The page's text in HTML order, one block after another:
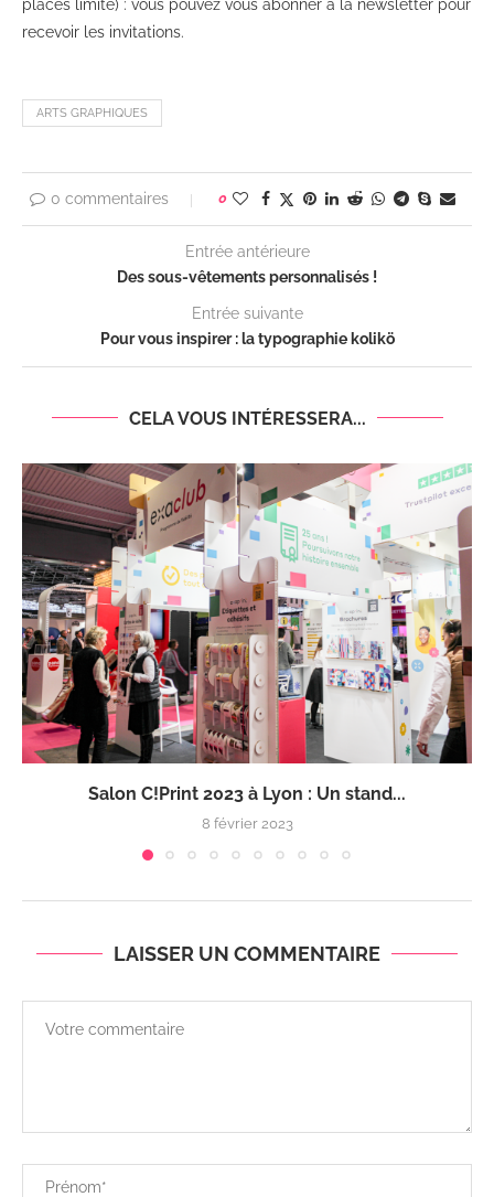
places limité) : vous pouvez vous abonner à la newsletter pour
recevoir les invitations.
ARTS GRAPHIQUES
0 commentaires 0
Entrée antérieure
Des sous-vêtements personnalisés !
Entrée suivante
Pour vous inspirer : la typographie kolikö
CELA VOUS INTÉRESSERA...
Salon C!Print 2023 à Lyon : Un stand...
8 février 2023
LAISSER UN COMMENTAIRE